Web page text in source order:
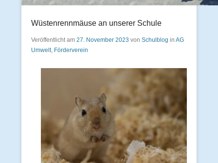
Wüstenrennmäuse an unserer Schule
Veröffentlicht am 27. November 2023 von Schulblog in AG
Umwelt, Förderverein